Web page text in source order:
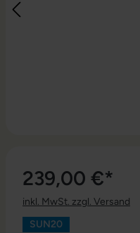
239,00 €*
inkl. MwSt. zzgl. Versand
SUN20